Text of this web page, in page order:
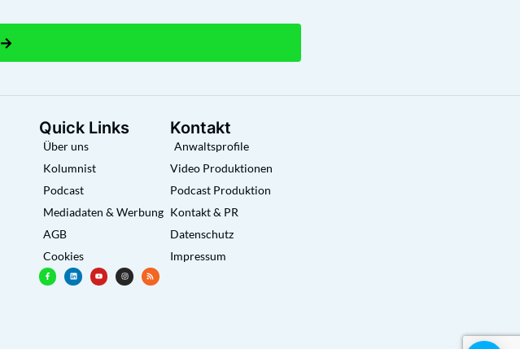
→
Quick Links
Über uns
Kolumnist
Podcast
Mediadaten & Werbung
AGB
Cookies
Kontakt
Anwaltsprofile
Video Produktionen
Podcast Produktion
Kontakt & PR
Datenschutz
Impressum